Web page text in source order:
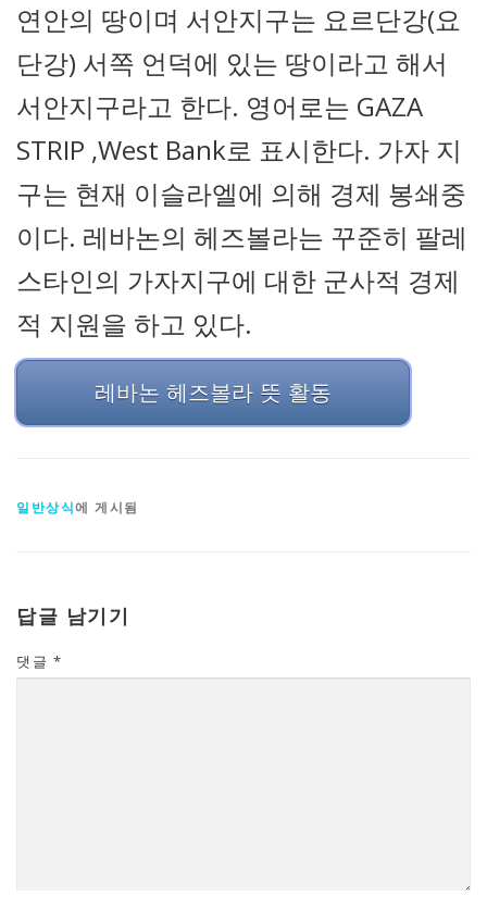
연안의 땅이며 서안지구는 요르단강(요
단강) 서쪽 언덕에 있는 땅이라고 해서
서안지구라고 한다. 영어로는 GAZA
STRIP ,West Bank로 표시한다. 가자 지
구는 현재 이슬라엘에 의해 경제 봉쇄중
이다. 레바논의 헤즈볼라는 꾸준히 팔레
스타인의 가자지구에 대한 군사적 경제
적 지원을 하고 있다.
레바논 헤즈볼라 뜻 활동
일반상식에 게시됨
답글 남기기
댓글 *